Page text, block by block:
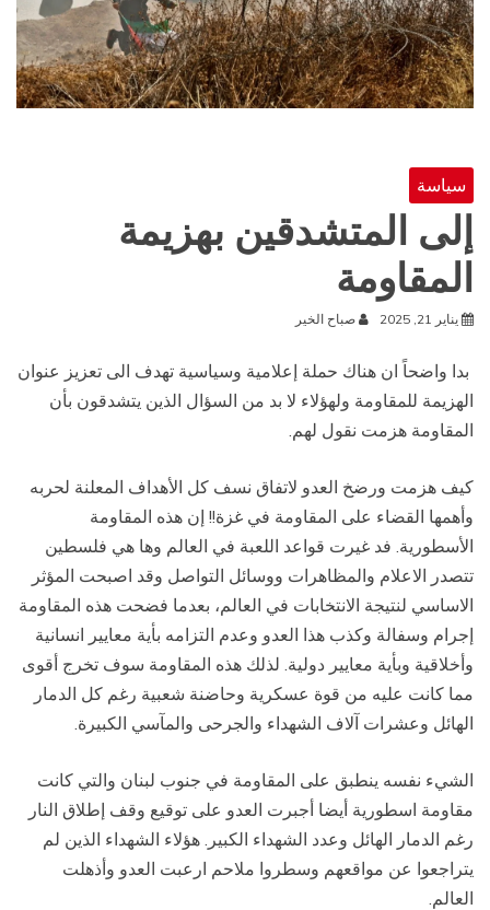
سياسة
إلى المتشدقين بهزيمة
المقاومة
يناير 21, 2025 صباح الخير
بدا واضحاً ان هناك حملة إعلامية وسياسية تهدف الى تعزيز عنوان
الهزيمة للمقاومة ولهؤلاء لا بد من السؤال الذين يتشدقون بأن
المقاومة هزمت نقول لهم.
كيف هزمت ورضخ العدو لاتفاق نسف كل الأهداف المعلنة لحربه
وأهمها القضاء على المقاومة في غزة!! إن هذه المقاومة
الأسطورية. فد غيرت قواعد اللعبة في العالم وها هي فلسطين
تتصدر الاعلام والمظاهرات ووسائل التواصل وقد اصبحت المؤثر
الاساسي لنتيجة الانتخابات في العالم، بعدما فضحت هذه المقاومة
إجرام وسفالة وكذب هذا العدو وعدم التزامه بأية معايير انسانية
وأخلاقية وبأية معايير دولية. لذلك هذه المقاومة سوف تخرج أقوى
مما كانت عليه من قوة عسكرية وحاضنة شعبية رغم كل الدمار
الهائل وعشرات آلاف الشهداء والجرحى والمآسي الكبيرة.
الشيء نفسه ينطبق على المقاومة في جنوب لبنان والتي كانت
مقاومة اسطورية أيضا أجبرت العدو على توقيع وقف إطلاق النار
رغم الدمار الهائل وعدد الشهداء الكبير. هؤلاء الشهداء الذين لم
يتراجعوا عن مواقعهم وسطروا ملاحم ارعبت العدو وأذهلت
العالم.